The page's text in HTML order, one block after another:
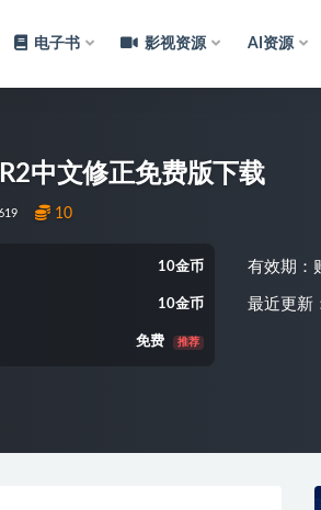
电子书 影视资源 AI资源
中文修正免费版下载
10
10金币
10金币
免费 推荐
有效期：
最近更新